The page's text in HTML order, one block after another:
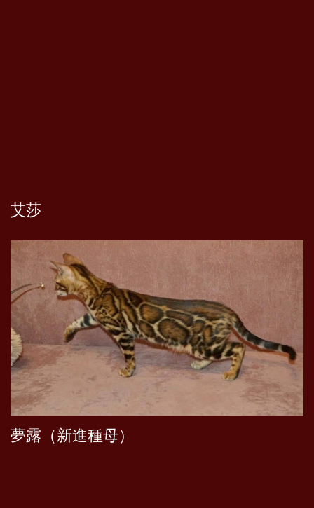
艾莎
夢露（新進種母）